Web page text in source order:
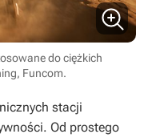
do ciężkich
Funcom.
stacji
Od prostego